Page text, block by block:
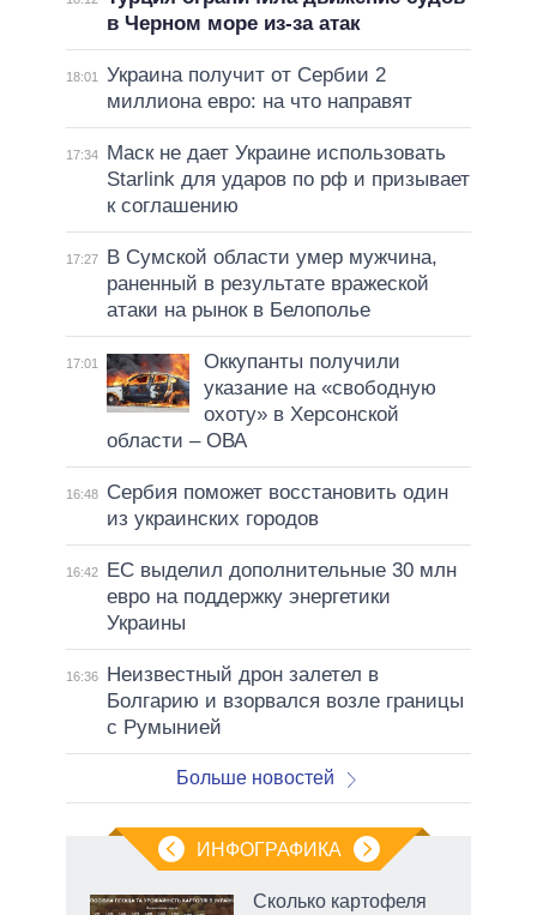
в Черном море из-за атак
18:01 Украина получит от Сербии 2
миллиона евро: на что направят
17:34
Маск не дает Украине использовать
Starlink для ударов по рф и призывает
к соглашению
17:27
В Сумской области умер мужчина,
раненный в результате вражеской
атаки на рынок в Белополье
17:01
Оккупанты получили
указание на «свободную
охоту» в Херсонской
области – ОВА
16:48
Сербия поможет восстановить один
из украинских городов
16:42
ЕС выделил дополнительные 30 млн
евро на поддержку энергетики
Украины
16:36
Неизвестный дрон залетел в
Болгарию и взорвался возле границы
с Румынией
Больше новостей
ИНФОГРАФИКА
Сколько картофеля